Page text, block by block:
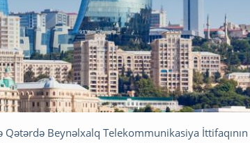
Beynəlxalq Telekommunikasiya